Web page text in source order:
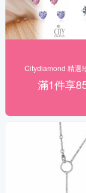
Citydiamond 精選
滿1件享